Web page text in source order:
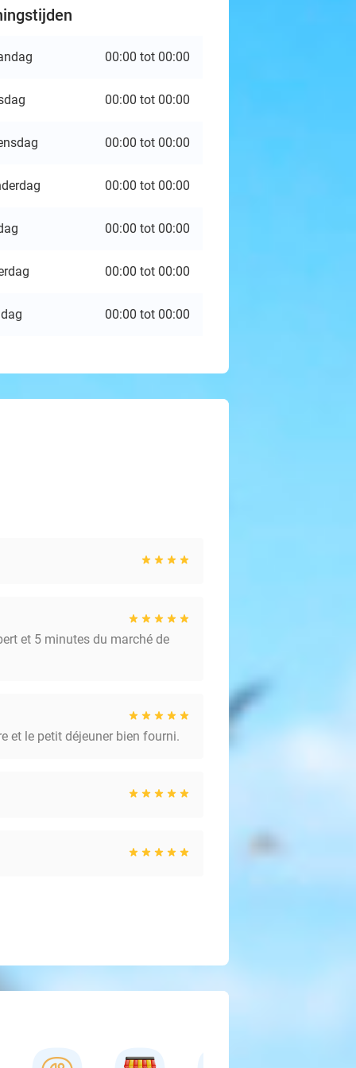
00:00 tot 00:00
00:00 tot 00:00
00:00 tot 00:00
00:00 tot 00:00
00:00 tot 00:00
00:00 tot 00:00
00:00 tot 00:00
et 5 minutes du marché de
et le petit déjeuner bien fourni.